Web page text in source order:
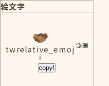
絵文字
twrelative_emoj
i
copy!